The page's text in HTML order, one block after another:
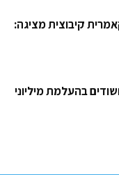
קיבוצית מציגה:
בהעלמת מיליוני